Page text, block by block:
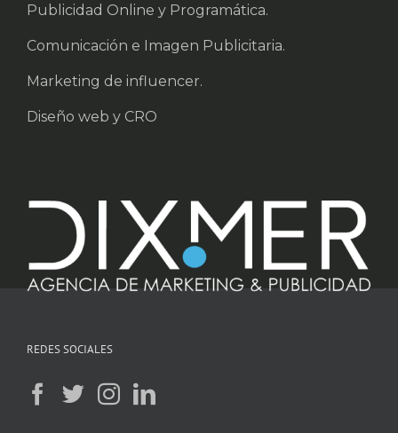
Publicidad Online y Programática.
Comunicación e Imagen Publicitaria.
Marketing de influencer.
Diseño web y CRO
REDES SOCIALES